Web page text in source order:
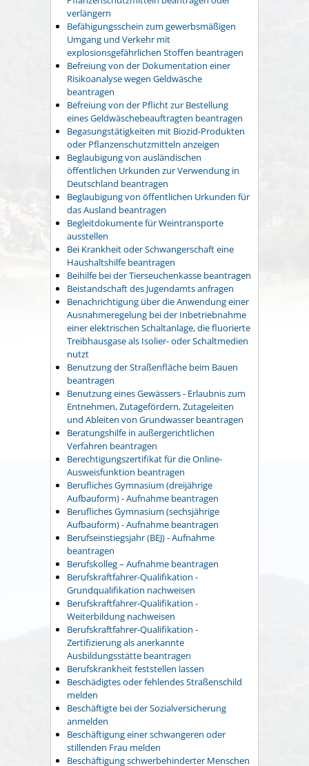
verlängern
Befähigungsschein zum gewerbsmäßigen
Umgang und Verkehr mit
explosionsgefährlichen Stoffen beantragen
Befreiung von der Dokumentation einer
Risikoanalyse wegen Geldwäsche
beantragen
Befreiung von der Pflicht zur Bestellung
eines Geldwäschebeauftragten beantragen
Begasungstätigkeiten mit Biozid-Produkten
oder Pflanzenschutzmitteln anzeigen
Beglaubigung von ausländischen
öffentlichen Urkunden zur Verwendung in
Deutschland beantragen
Beglaubigung von öffentlichen Urkunden für
das Ausland beantragen
Begleitdokumente für Weintransporte
ausstellen
Bei Krankheit oder Schwangerschaft eine
Haushaltshilfe beantragen
Beihilfe bei der Tierseuchenkasse beantragen
Beistandschaft des Jugendamts anfragen
Benachrichtigung über die Anwendung einer
Ausnahmeregelung bei der Inbetriebnahme
einer elektrischen Schaltanlage, die fluorierte
Treibhausgase als Isolier- oder Schaltmedien
nutzt
Benutzung der Straßenfläche beim Bauen
beantragen
Benutzung eines Gewässers - Erlaubnis zum
Entnehmen, Zutagefördern, Zutageleiten
und Ableiten von Grundwasser beantragen
Beratungshilfe in außergerichtlichen
Verfahren beantragen
Berechtigungszertifikat für die Online-
Ausweisfunktion beantragen
Berufliches Gymnasium (dreijährige
Aufbauform) - Aufnahme beantragen
Berufliches Gymnasium (sechsjährige
Aufbauform) - Aufnahme beantragen
Berufseinstiegsjahr (BEJ) - Aufnahme
beantragen
Berufskolleg – Aufnahme beantragen
Berufskraftfahrer-Qualifikation -
Grundqualifikation nachweisen
Berufskraftfahrer-Qualifikation -
Weiterbildung nachweisen
Berufskraftfahrer-Qualifikation -
Zertifizierung als anerkannte
Ausbildungsstätte beantragen
Berufskrankheit feststellen lassen
Beschädigtes oder fehlendes Straßenschild
melden
Beschäftigte bei der Sozialversicherung
anmelden
Beschäftigung einer schwangeren oder
stillenden Frau melden
Beschäftigung schwerbehinderter Menschen